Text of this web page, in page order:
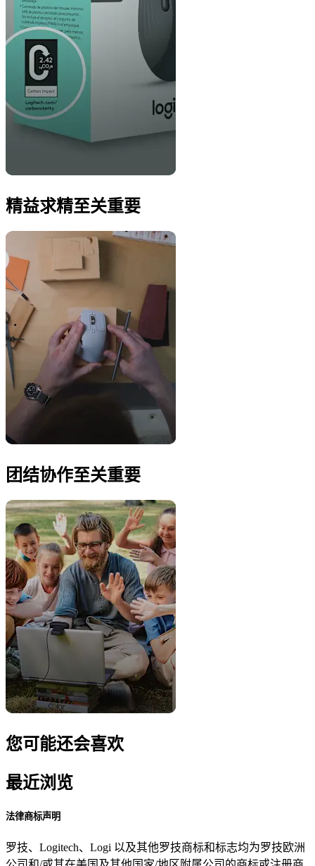
精益求精至关重要
团结协作至关重要
您可能还会喜欢
最近浏览
法律商标声明
罗技、Logitech、Logi 以及其他罗技商标和标志均为罗技欧洲